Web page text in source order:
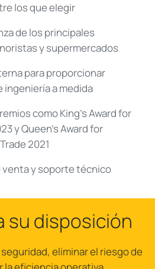
los que elegir
de los principales
y supermercados
para proporcionar
ingeniería a medida
como King's Award for
y Queen's Award for
2021
venta y soporte técnico
su disposición
eliminar el riesgo de